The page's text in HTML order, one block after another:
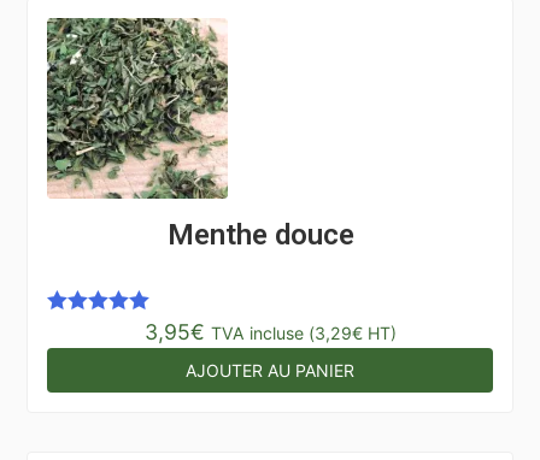
Menthe douce
3,95€ TVA incluse (3,29€HT)
AJOUTER AU PANIER